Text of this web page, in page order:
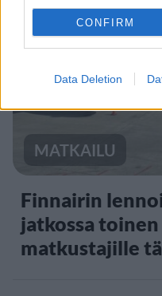
CONFIRM
Data Deletion
3
MATKAILU
Finnairin
jatkossa
matkustajille